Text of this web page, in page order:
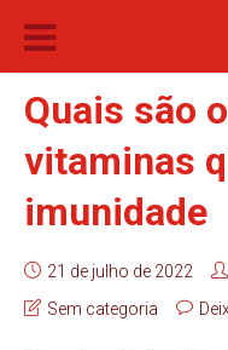
Quais são
vitaminas
imunidade
21 de julho de 2022
Sem categoria